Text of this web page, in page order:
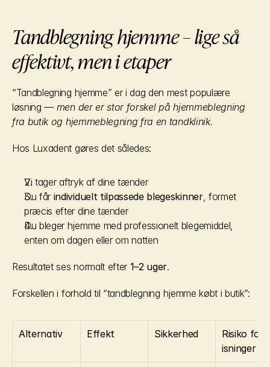
Tandblegning hjemme – lige så
effektivt, men i etaper
“Tandblegning hjemme” er i dag den mest populære
løsning — men der er stor forskel på hjemmeblegning
fra butik og hjemmeblegning fra en tandklinik.
Hos Luxadent gøres det således:
Vi tager aftryk af dine tænder
Du får individuelt tilpassede blegeskinner, formet
præcis efter dine tænder
Du bleger hjemme med professionelt blegemiddel,
enten om dagen eller om natten
Resultatet ses normalt efter 1–2 uger.
Forskellen i forhold til “tandblegning hjemme købt i butik”:
Alternativ Effekt Sikkerhed
Risiko for
isninger